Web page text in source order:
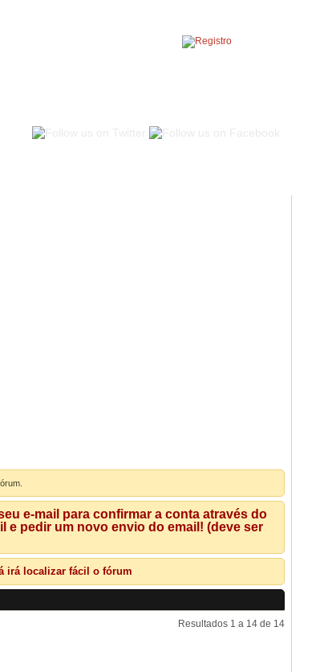
e-mail para confirmar a conta através do
e pedir um novo envio do email! (deve ser
irá localizar fácil o fórum
Resultados 1 a 14 de 14